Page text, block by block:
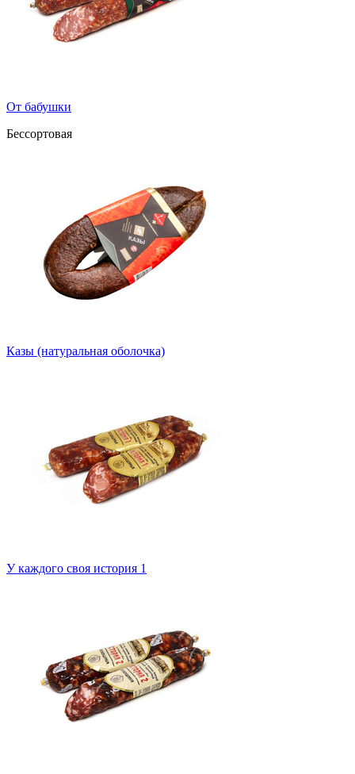
От бабушки
Бессортовая
Казы (натуральная оболочка)
У каждого своя история 1